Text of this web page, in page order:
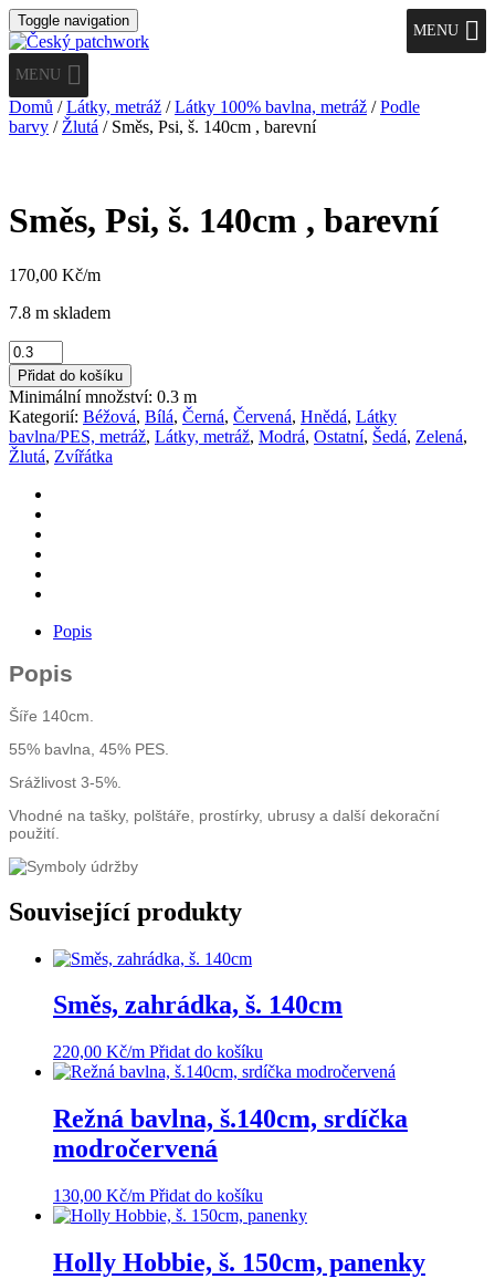
Toggle navigation
MENU
MENU
Domů /Látky, metráž /Látky 100% bavlna, metráž /Podle
barvy / Žlutá / Směs, Psi, š. 140cm , barevní
Směs, Psi, š. 140cm , barevní
170,00 Kč/m
7.8 m skladem
Směs,
Psi,
š.
140cm
,
barevní
množství
Přidat do košíku
Minimální množství: 0.3 m
Kategorií: Béžová, Bílá, Černá, Červená, Hnědá, Látky
bavlna/PES, metráž, Látky, metráž, Modrá, Ostatní, Šedá, Zelená,
Žlutá, Zvířátka
Popis
Popis
Šíře 140cm.
55% bavlna, 45% PES.
Srážlivost 3-5%.
Vhodné na tašky, polštáře, prostírky, ubrusy a další dekorační
použití.
Související produkty
Směs, zahrádka, š. 140cm
220,00 Kč/m Přidat do košíku
Režná bavlna, š.140cm, srdíčka
modročervená
130,00 Kč/m Přidat do košíku
Holly Hobbie, š. 150cm, panenky